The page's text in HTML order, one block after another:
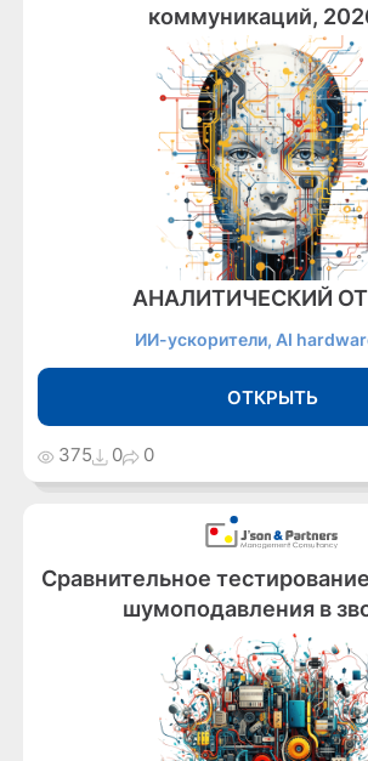
коммуникаций,
АНАЛИТИЧЕСКИЙ
ИИ-ускорители, AI
ОТКРЫТЬ
375 0 0
Сравнительное
шумоподавления в